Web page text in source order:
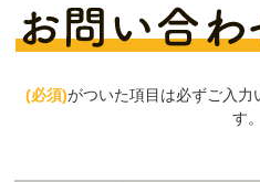
(必須)がついた項目は必ずご入力
す。